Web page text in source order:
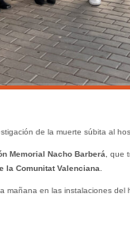
de la muerte súbita al
Memorial Nacho Barberá, que
la Comunitat Valenciana.
mañana en las instalaciones del